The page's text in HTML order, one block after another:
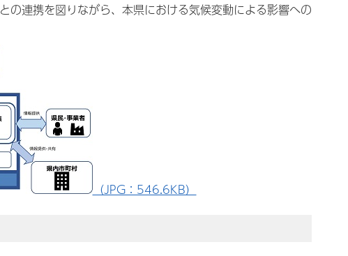
連携を図りながら、本県における気候変動による影響への
（JPG：546.6KB）